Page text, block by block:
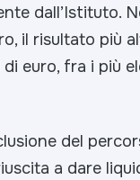
dall’Istituto.
il risultato più
euro, fra i più
del
a dare